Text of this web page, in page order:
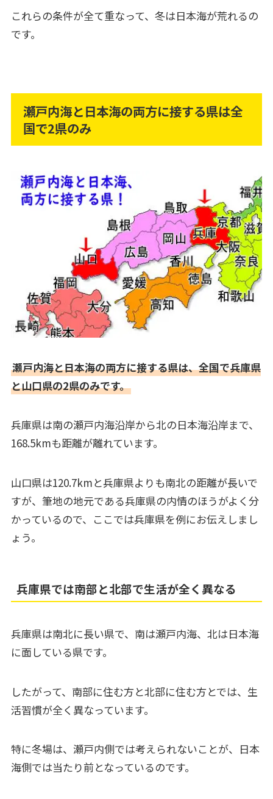
これらの条件が全て重なって、冬は日本海が荒れるの
です。
瀬戸内海と日本海の両方に接する県は全
国で2県のみ
瀬戸内海と日本海の両方に接する県は、全国で兵庫県
と山口県の2県のみです。
兵庫県は南の瀬戸内海沿岸から北の日本海沿岸まで、
168.5kmも距離が離れています。
山口県は120.7kmと兵庫県よりも南北の距離が長いで
すが、筆地の地元である兵庫県の内情のほうがよく分
かっているので、ここでは兵庫県を例にお伝えしまし
ょう。
兵庫県では南部と北部で生活が全く異なる
兵庫県は南北に長い県で、南は瀬戸内海、北は日本海
に面している県です。
したがって、南部に住む方と北部に住む方とでは、生
活習慣が全く異なっています。
特に冬場は、瀬戸内側では考えられないことが、日本
海側では当たり前となっているのです。